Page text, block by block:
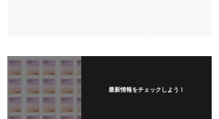
最新情報をチェックしよう！